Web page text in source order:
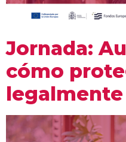
Jornada:
cómo
legalmente